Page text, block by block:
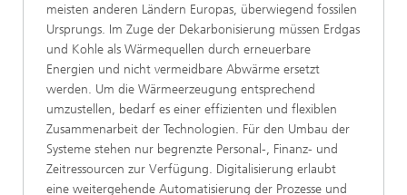
meisten anderen Ländern Europas, überwiegend fossilen
Ursprungs. Im Zuge der Dekarbonisierung müssen Erdgas
und Kohle als Wärmequellen durch erneuerbare
Energien und nicht vermeidbare Abwärme ersetzt
werden. Um die Wärmeerzeugung entsprechend
umzustellen, bedarf es einer effizienten und flexiblen
Zusammenarbeit der Technologien. Für den Umbau der
Systeme stehen nur begrenzte Personal-, Finanz- und
Zeitressourcen zur Verfügung. Digitalisierung erlaubt
eine weitergehende Automatisierung der Prozesse und